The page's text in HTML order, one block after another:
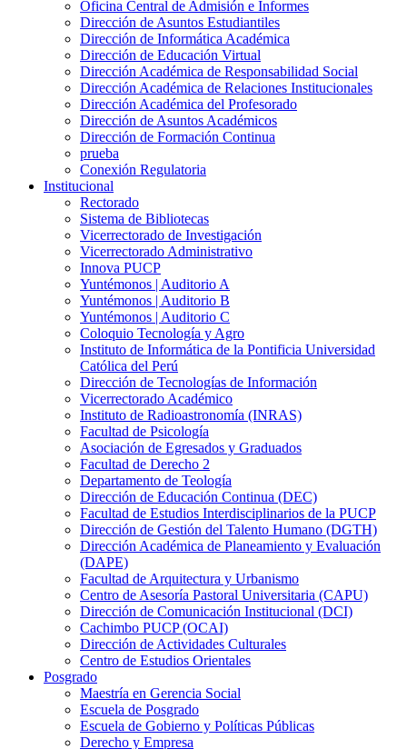
Oficina Central de Admisión e Informes
Dirección de Asuntos Estudiantiles
Dirección de Informática Académica
Dirección de Educación Virtual
Dirección Académica de Responsabilidad Social
Dirección Académica de Relaciones Institucionales
Dirección Académica del Profesorado
Dirección de Asuntos Académicos
Dirección de Formación Continua
prueba
Conexión Regulatoria
Institucional
Rectorado
Sistema de Bibliotecas
Vicerrectorado de Investigación
Vicerrectorado Administrativo
Innova PUCP
Yuntémonos | Auditorio A
Yuntémonos | Auditorio B
Yuntémonos | Auditorio C
Coloquio Tecnología y Agro
Instituto de Informática de la Pontificia Universidad
Católica del Perú
Dirección de Tecnologías de Información
Vicerrectorado Académico
Instituto de Radioastronomía (INRAS)
Facultad de Psicología
Asociación de Egresados y Graduados
Facultad de Derecho 2
Departamento de Teología
Dirección de Educación Continua (DEC)
Facultad de Estudios Interdisciplinarios de la PUCP
Dirección de Gestión del Talento Humano (DGTH)
Dirección Académica de Planeamiento y Evaluación
(DAPE)
Facultad de Arquitectura y Urbanismo
Centro de Asesoría Pastoral Universitaria (CAPU)
Dirección de Comunicación Institucional (DCI)
Cachimbo PUCP (OCAI)
Dirección de Actividades Culturales
Centro de Estudios Orientales
Posgrado
Maestría en Gerencia Social
Escuela de Posgrado
Escuela de Gobierno y Políticas Públicas
Derecho y Empresa